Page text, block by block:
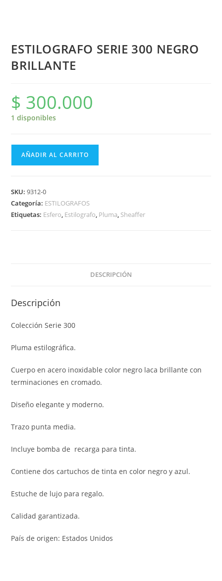
ESTILOGRAFO SERIE 300 NEGRO
BRILLANTE
$ 300.000
1 disponibles
AÑADIR AL CARRITO
SKU:9312-0
Categoría: ESTILOGRAFOS
Etiquetas: Esfero Estilografo Pluma Sheaffer
DESCRIPCIÓN
Descripción
Colección Serie 300
Pluma estilográfica.
Cuerpo en acero inoxidable color negro laca brillante con
terminaciones en cromado.
Diseño elegante y moderno.
Trazo punta media.
Incluye bomba de recarga para tinta.
Contiene dos cartuchos de tinta en color negro y azul.
Estuche de lujo para regalo.
Calidad garantizada.
País de origen: Estados Unidos